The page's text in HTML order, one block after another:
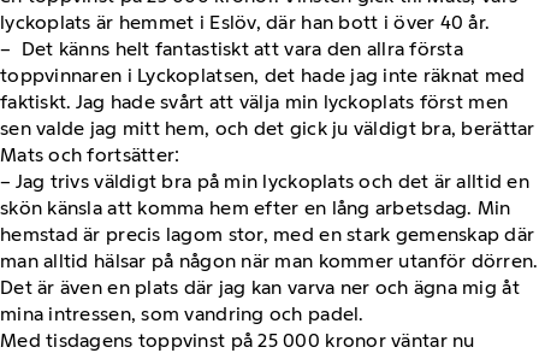
lyckoplats är hemmet i Eslöv, där han bott i över 40 år.
– Det känns helt fantastiskt att vara den allra första
toppvinnaren i Lyckoplatsen, det hade jag inte räknat med
faktiskt. Jag hade svårt att välja min lyckoplats först men
sen valde jag mitt hem, och det gick ju väldigt bra, berättar
Mats och fortsätter:
– Jag trivs väldigt bra på min lyckoplats och det är alltid en
skön känsla att komma hem efter en lång arbetsdag. Min
hemstad är precis lagom stor, med en stark gemenskap där
man alltid hälsar på någon när man kommer utanför dörren.
Det är även en plats där jag kan varva ner och ägna mig åt
mina intressen, som vandring och padel.
Med tisdagens toppvinst på 25 000 kronor väntar nu